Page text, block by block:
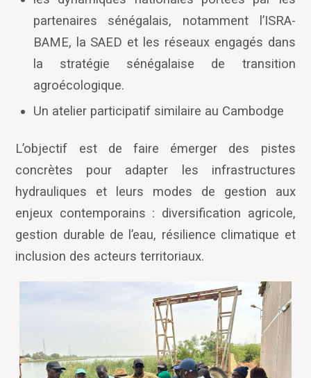
partenaires sénégalais, notamment l’ISRA-
BAME, la SAED et les réseaux engagés dans
la stratégie sénégalaise de transition
agroécologique.
Un atelier participatif similaire au Cambodge
L’objectif est de faire émerger des pistes
concrètes pour adapter les infrastructures
hydrauliques et leurs modes de gestion aux
enjeux contemporains : diversification agricole,
gestion durable de l’eau, résilience climatique et
inclusion des acteurs territoriaux.